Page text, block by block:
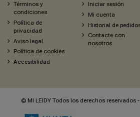
Términos y
condiciones
Política de
privacidad
Aviso legal
Política de cookies
Accesibilidad
Iniciar sesión
Mi cuenta
Historial de
Contacte con
nosotros
© MI LEIDY Todos los derechos reservados